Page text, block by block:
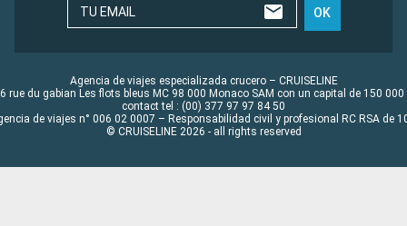
TU EMAIL OK
Agencia de viajes especializada crucero – CRUISELINE
rue du gabian Les flots bleus MC 98 000 Monaco SAM con un capital de 150 000
contact tel : (00) 377 97 97 84 50
de viajes n° 006 02 0007 – Responsabilidad civil y profesional RC RSA de
© CRUISELINE 2026 - all rights reserved